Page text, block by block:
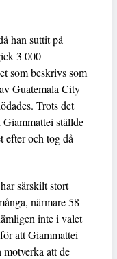
han suttit på
3 000
som beskrivs som
Guatemala City
Trots det
ställde
efter och tog då
särskilt stort
närmare 58
inte i valet
att Giammattei
motverka att de